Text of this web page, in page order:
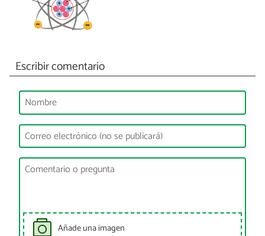
Escribir comentario
Añade una imagen